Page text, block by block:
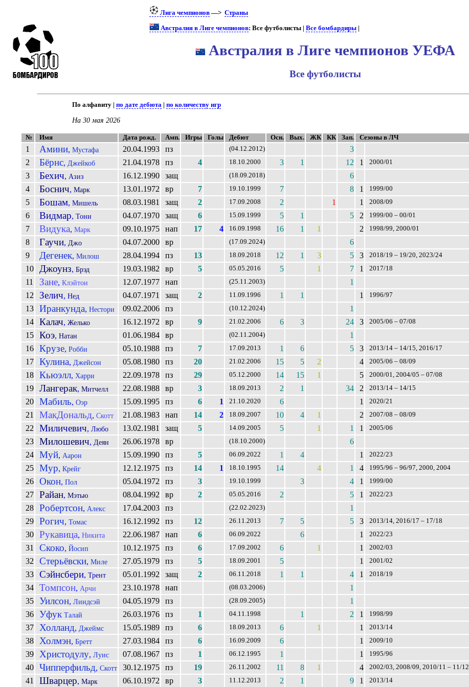
Лига чемпионов—> Страны
Австралия в Лиге чемпионов: Все футболисты | Все бомбардиры|
Австралия в Лиге чемпионов УЕФА
Все футболисты
По алфавиту | по дате дебюта | по количеству игр
На 30 мая 2026
№ Имя Дата рожд. Амп. Игры Голы Дебют Осн. Вых. ЖК КК Зап. Сезоны в ЛЧ
1 Амини, Мустафа 20.04.1993 пз (04.12.2012) 3
2 Бёрнс, Джейкоб 21.04.1978 пз 4 18.10.2000 3 1 12 1 2000/01
3 Бехич, Азиз 16.12.1990 защ (18.09.2018) 6
4 Боснич, Марк 13.01.1972 вр 7 19.10.1999 7 8 1 1999/00
5 Бошам, Мишель 08.03.1981 защ 2 17.09.2008 2 1 1 2008/09
6 Видмар, Тони 04.07.1970 защ 6 15.09.1999 5 1 5 2 1999/00 – 00/01
7 Видука, Марк 09.10.1975 нап 17 4 16.09.1998 16 1 1 2 1998/99, 2000/01
8 Гаучи, Джо 04.07.2000 вр (17.09.2024) 6
9 Дегенек, Милош 28.04.1994 пз 13 18.09.2018 12 1 3 5 3 2018/19 – 19/20, 2023/24
10 Джоунз, Брэд 19.03.1982 вр 5 05.05.2016 5 1 7 1 2017/18
11 Зане, Клэйтон 12.07.1977 нап (25.11.2003) 1
12 Зелич, Нед 04.07.1971 защ 2 11.09.1996 1 1 1 1996/97
13 Иранкунда, Нестори 09.02.2006 пз (10.12.2024) 1
14 Калач, Желько 16.12.1972 вр 9 21.02.2006 6 3 24 3 2005/06 – 07/08
15 Коэ, Натан 01.06.1984 вр (02.11.2004) 1
16 Крузе, Робби 05.10.1988 пз 7 17.09.2013 1 6 5 3 2013/14 – 14/15, 2016/17
17 Кулина, Джейсон 05.08.1980 пз 20 21.02.2006 15 5 2 4 2005/06 – 08/09
18 Кьюэлл, Харри 22.09.1978 пз 29 05.12.2000 14 15 1 5 2000/01, 2004/05 – 07/08
19 Лангерак, Митчелл 22.08.1988 вр 3 18.09.2013 2 1 34 2 2013/14 – 14/15
20 Мабиль, Оэр 15.09.1995 пз 6 1 21.10.2020 6 1 2020/21
21 МакДональд, Скотт 21.08.1983 нап 14 2 18.09.2007 10 4 1 2 2007/08 – 08/09
22 Миличевич, Любо 13.02.1981 защ 5 14.09.2005 5 1 1 1 2005/06
23 Милошевич, Деян 26.06.1978 вр (18.10.2000) 6
24 Муй, Аарон 15.09.1990 пз 5 06.09.2022 1 4 1 2022/23
25 Мур, Крейг 12.12.1975 пз 14 1 18.10.1995 14 4 1 4 1995/96 – 96/97, 2000, 2004
26 Окон, Пол 05.04.1972 пз 3 19.10.1999 3 4 1 1999/00
27 Райан, Мэтью 08.04.1992 вр 2 05.05.2016 2 5 1 2022/23
28 Робертсон, Алекс 17.04.2003 пз (22.02.2023) 1
29 Рогич, Томас 16.12.1992 пз 12 26.11.2013 7 5 5 3 2013/14, 2016/17 – 17/18
30 Рукавица, Никита 22.06.1987 нап 6 06.09.2022 6 1 2022/23
31 Скоко, Йосип 10.12.1975 пз 6 17.09.2002 6 1 1 2002/03
32 Стерьёвски, Миле 27.05.1979 пз 5 18.09.2001 5 1 2001/02
33 Сэйнсбери, Трент 05.01.1992 защ 2 06.11.2018 1 1 4 1 2018/19
34 Томпсон, Арчи 23.10.1978 нап (08.03.2006) 1
35 Уилсон, Линдсэй 04.05.1979 пз (28.09.2005) 1
36 УфукТалай 26.03.1976 пз 1 04.11.1998 1 2 1 1998/99
37 Холланд, Джеймс 15.05.1989 пз 6 18.09.2013 6 1 1 2013/14
38 Холмэн, Бретт 27.03.1984 пз 6 16.09.2009 6 1 2009/10
39 Христодулу, Луис 07.08.1967 пз 1 06.12.1995 1 1 1995/96
40 Чипперфильд, Скотт 30.12.1975 пз 19 26.11.2002 11 8 1 4 2002/03, 2008/09, 2010/11 – 11/12
41 Шварцер, Марк 06.10.1972 вр 3 11.12.2013 2 1 9 1 2013/14